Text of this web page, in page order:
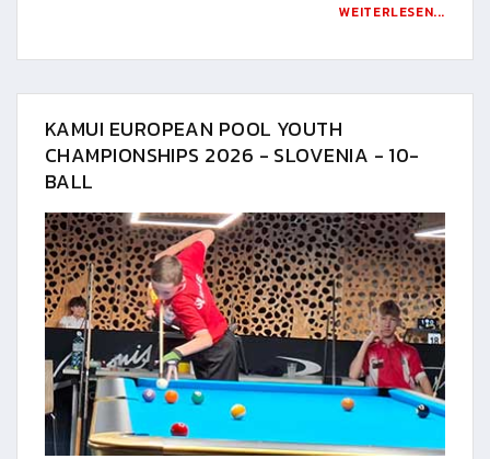
WEITERLESEN...
KAMUI EUROPEAN POOL YOUTH
CHAMPIONSHIPS 2026 - SLOVENIA - 10-
BALL